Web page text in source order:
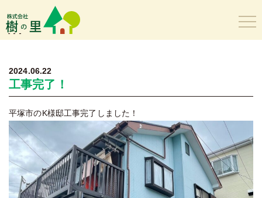
樹の里
2024.06.22
工事完了！
平塚市のK様邸工事完了しました！